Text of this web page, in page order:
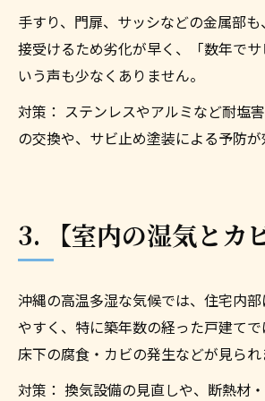
手すり、門扉、サッシなどの金属部
接受けるため劣化が早く、「数年で
いう声も少なくありません。
対策： ステンレスやアルミなど耐塩
の交換や、サビ止め塗装による予防が
3. 【室内の湿気とカ
沖縄の高温多湿な気候では、住宅内
やすく、特に築年数の経った戸建てで
床下の腐食・カビの発生などが見られ
対策： 換気設備の見直しや、断熱材